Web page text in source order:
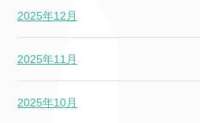
2025年12月
2025年11月
2025年10月